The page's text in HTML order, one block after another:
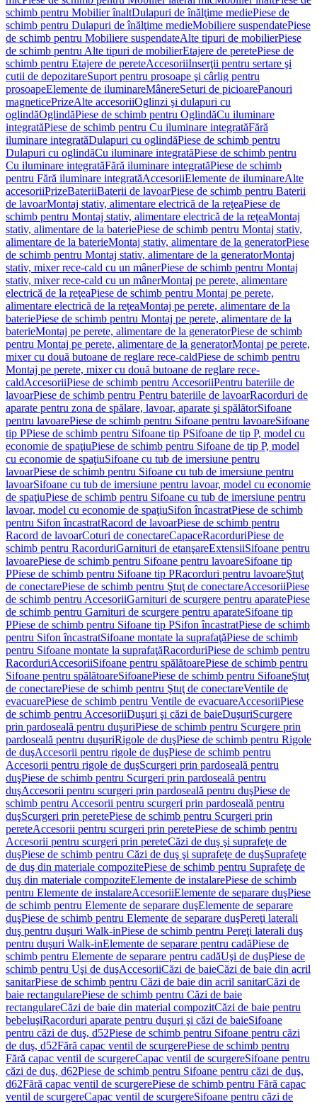
schimb pentru Mobilier înaltDulapuri de înălţime mediePiese de
schimb pentru Dulapuri de înălţime medieMobiliere suspendatePiese
de schimb pentru Mobiliere suspendateAlte tipuri de mobilierPiese
de schimb pentru Alte tipuri de mobilierEtajere de peretePiese de
schimb pentru Etajere de pereteAccesoriiInserţii pentru sertare şi
cutii de depozitareSuport pentru prosoape şi cârlig pentru
prosoapeElemente de iluminareMânereSeturi de picioarePanouri
magneticePrizeAlte accesoriiOglinzi şi dulapuri cu
oglindăOglindăPiese de schimb pentru OglindăCu iluminare
integratăPiese de schimb pentru Cu iluminare integratăFără
iluminare integratăDulapuri cu oglindăPiese de schimb pentru
Dulapuri cu oglindăCu iluminare integratăPiese de schimb pentru
Cu iluminare integratăFără iluminare integratăPiese de schimb
pentru Fără iluminare integratăAccesoriiElemente de iluminareAlte
accesoriiPrizeBateriiBaterii de lavoarPiese de schimb pentru Baterii
de lavoarMontaj stativ, alimentare electrică de la reţeaPiese de
schimb pentru Montaj stativ, alimentare electrică de la reţeaMontaj
stativ, alimentare de la bateriePiese de schimb pentru Montaj stativ,
alimentare de la baterieMontaj stativ, alimentare de la generatorPiese
de schimb pentru Montaj stativ, alimentare de la generatorMontaj
stativ, mixer rece-cald cu un mânerPiese de schimb pentru Montaj
stativ, mixer rece-cald cu un mânerMontaj pe perete, alimentare
electrică de la reţeaPiese de schimb pentru Montaj pe perete,
alimentare electrică de la reţeaMontaj pe perete, alimentare de la
bateriePiese de schimb pentru Montaj pe perete, alimentare de la
baterieMontaj pe perete, alimentare de la generatorPiese de schimb
pentru Montaj pe perete, alimentare de la generatorMontaj pe perete,
mixer cu două butoane de reglare rece-caldPiese de schimb pentru
Montaj pe perete, mixer cu două butoane de reglare rece-
caldAccesoriiPiese de schimb pentru AccesoriiPentru bateriile de
lavoarPiese de schimb pentru Pentru bateriile de lavoarRacorduri de
aparate pentru zona de spălare, lavoar, aparate şi spălătorSifoane
pentru lavoarePiese de schimb pentru Sifoane pentru lavoareSifoane
tip PPiese de schimb pentru Sifoane tip PSifoane de tip P, model cu
economie de spaţiuPiese de schimb pentru Sifoane de tip P, model
cu economie de spaţiuSifoane cu tub de imersiune pentru
lavoarPiese de schimb pentru Sifoane cu tub de imersiune pentru
lavoarSifoane cu tub de imersiune pentru lavoar, model cu economie
de spaţiuPiese de schimb pentru Sifoane cu tub de imersiune pentru
lavoar, model cu economie de spaţiuSifon încastratPiese de schimb
pentru Sifon încastratRacord de lavoarPiese de schimb pentru
Racord de lavoarCoturi de conectareCapaceRacorduriPiese de
schimb pentru RacorduriGarnituri de etanşareExtensiiSifoane pentru
lavoarePiese de schimb pentru Sifoane pentru lavoareSifoane tip
PPiese de schimb pentru Sifoane tip PRacorduri pentru lavoareŞtuţ
de conectarePiese de schimb pentru Ştuţ de conectareAccesoriiPiese
de schimb pentru AccesoriiGarnituri de scurgere pentru aparatePiese
de schimb pentru Garnituri de scurgere pentru aparateSifoane tip
PPiese de schimb pentru Sifoane tip PSifon încastratPiese de schimb
pentru Sifon încastratSifoane montate la suprafaţăPiese de schimb
pentru Sifoane montate la suprafaţăRacorduriPiese de schimb pentru
RacorduriAccesoriiSifoane pentru spălătoarePiese de schimb pentru
Sifoane pentru spălătoareSifoanePiese de schimb pentru SifoaneŞtuţ
de conectarePiese de schimb pentru Ştuţ de conectareVentile de
evacuarePiese de schimb pentru Ventile de evacuareAccesoriiPiese
de schimb pentru AccesoriiDuşuri şi căzi de baieDuşuriScurgere
prin pardoseală pentru duşuriPiese de schimb pentru Scurgere prin
pardoseală pentru duşuriRigole de duşPiese de schimb pentru Rigole
de duşAccesorii pentru rigole de duşPiese de schimb pentru
Accesorii pentru rigole de duşScurgeri prin pardoseală pentru
duşPiese de schimb pentru Scurgeri prin pardoseală pentru
duşAccesorii pentru scurgeri prin pardoseală pentru duşPiese de
schimb pentru Accesorii pentru scurgeri prin pardoseală pentru
duşScurgeri prin peretePiese de schimb pentru Scurgeri prin
pereteAccesorii pentru scurgeri prin peretePiese de schimb pentru
Accesorii pentru scurgeri prin pereteCăzi de duş şi suprafeţe de
duşPiese de schimb pentru Căzi de duş şi suprafeţe de duşSuprafeţe
de duş din materiale compozitePiese de schimb pentru Suprafeţe de
duş din materiale compoziteElemente de instalarePiese de schimb
pentru Elemente de instalareAccesoriiElemente de separare duşPiese
de schimb pentru Elemente de separare duşElemente de separare
duşPiese de schimb pentru Elemente de separare duşPereţi laterali
duş pentru duşuri Walk-inPiese de schimb pentru Pereţi laterali duş
pentru duşuri Walk-inElemente de separare pentru cadăPiese de
schimb pentru Elemente de separare pentru cadăUşi de duşPiese de
schimb pentru Uşi de duşAccesoriiCăzi de baieCăzi de baie din acril
sanitarPiese de schimb pentru Căzi de baie din acril sanitarCăzi de
baie rectangularePiese de schimb pentru Căzi de baie
rectangulareCăzi de baie din material compozitCăzi de baie pentru
bebeluşiRacorduri aparate pentru duşuri şi căzi de baieSifoane
pentru căzi de duş, d52Piese de schimb pentru Sifoane pentru căzi
de duş, d52Fără capac ventil de scurgerePiese de schimb pentru
Fără capac ventil de scurgereCapac ventil de scurgereSifoane pentru
căzi de duş, d62Piese de schimb pentru Sifoane pentru căzi de duş,
d62Fără capac ventil de scurgerePiese de schimb pentru Fără capac
ventil de scurgereCapac ventil de scurgereSifoane pentru căzi de